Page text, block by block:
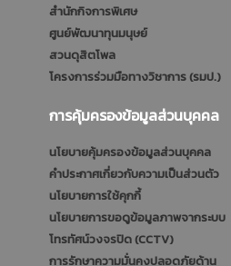
สำนักกิจการพิเศษ
ศูนย์พัฒนาทุนมนุษย์
สวนดุสิตโพล
โครงการร่วมมือทางวิชาการ (รมป.)
การคุ้มครองข้อมูลส่วนบุคคล
นโยบายคุ้มครองข้อมูลส่วนบุคคล
คำประกาศเกี่ยวกับความเป็นส่วนตัว
นโยบายการใช้คุกกี้
นโยบายการขอดูข้อมูลภาพจากระบบ
โทรทัศน์วงจรปิด (CCTV)
การรักษาความมั่นคงปลอดภัยด้าน